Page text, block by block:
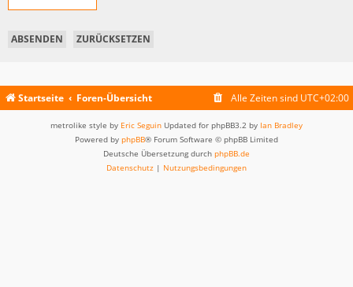
Startseite Foren-Übersicht Alle Zeiten sind UTC+02:00
metrolike style by Eric Seguin Updated for phpBB3.2 by Ian Bradley
Powered by phpBB® Forum Software © phpBB Limited
Deutsche Übersetzung durch phpBB.de
Datenschutz | Nutzungsbedingungen